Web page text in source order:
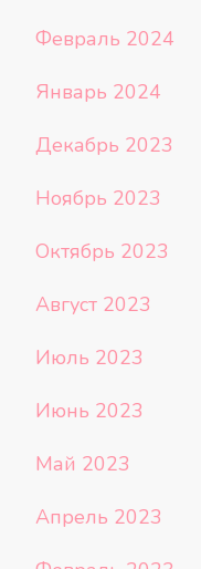
Февраль 2024
Январь 2024
Декабрь 2023
Ноябрь 2023
Октябрь 2023
Август 2023
Июль 2023
Июнь 2023
Май 2023
Апрель 2023